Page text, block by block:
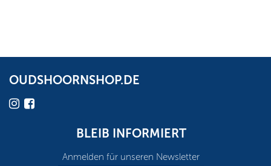
OUDSHOORNSHOP.DE
BLEIB INFORMIERT
Anmelden für unseren Newsletter